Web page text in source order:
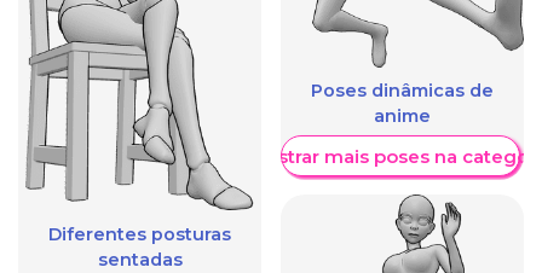
Diferentes posturas
sentadas
Poses dinâmicas de
anime
Mostrar mais poses na